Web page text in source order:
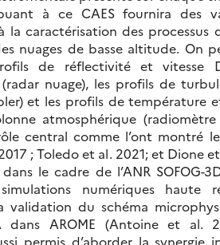
à ce CAES fournira des
la caractérisation des processus
nuages de basse altitude. On
de réflectivité et vitesse
nuage), les profils de
et les profils de température
atmosphérique (radiomètre
central comme l’ont montré
; Toledo et al. 2021; et Dione
le cadre de l’ANR SOFOG-
numériques haute
validation du schéma
dans AROME (Antoine et al.
permis d’aborder la synergie